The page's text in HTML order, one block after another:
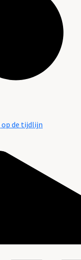
op de tijdlijn